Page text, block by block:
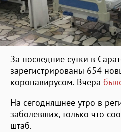
За последние сутки в
зарегистрированы 654
коронавирусом. Вчера
На сегодняшнее утро в
заболевших, только что
штаб.